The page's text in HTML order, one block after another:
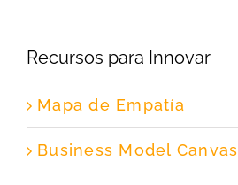
Recursos para Innovar
Mapa de Empatía
Business Model Canvas